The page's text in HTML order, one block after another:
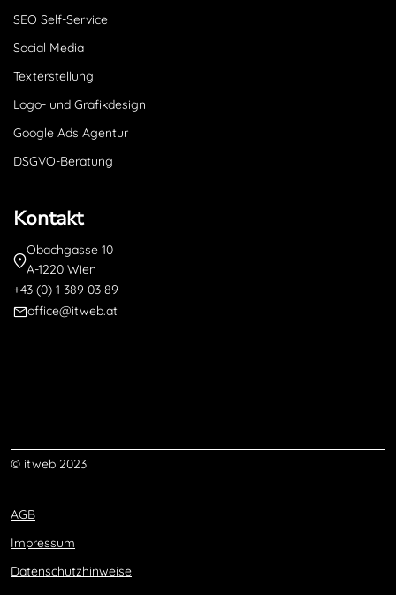
SEO Self-Service
Social Media
Texterstellung
Logo- und Grafikdesign
Google Ads Agentur
DSGVO-Beratung
Kontakt
Obachgasse 10
A-1220 Wien
+43 (0) 1 389 03 89
office@itweb.at
© itweb 2023
AGB
Impressum
Datenschutzhinweise